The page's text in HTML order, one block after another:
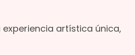
artística única,